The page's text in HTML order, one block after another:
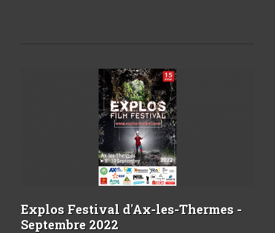
Explos Festival d'Ax-les-Thermes -
Septembre 2022